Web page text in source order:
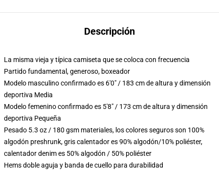
Descripción
La misma vieja y típica camiseta que se coloca con frecuencia
Partido fundamental, generoso, boxeador
Modelo masculino confirmado es 6'0" / 183 cm de altura y dimensión
deportiva Media
Modelo femenino confirmado es 5'8" / 173 cm de altura y dimensión
deportiva Pequeña
Pesado 5.3 oz / 180 gsm materiales, los colores seguros son 100%
algodón preshrunk, gris calentador es 90% algodón/10% poliéster,
calentador denim es 50% algodón / 50% poliéster
Hems doble aguja y banda de cuello para durabilidad